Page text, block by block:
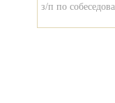
з/п по